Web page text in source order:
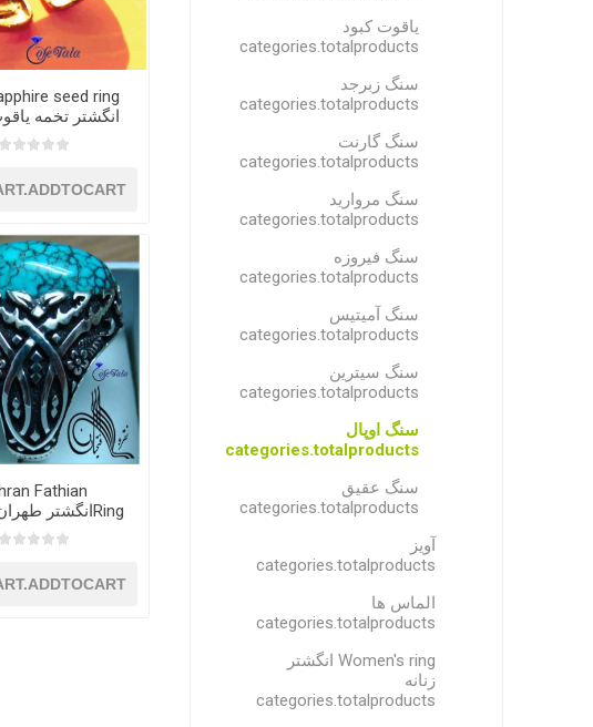
seed ring
انگشتر تخمه
جید
Fathian
Ringانگشتر طهران فتحیان
یاقوت کبود
categories.totalproducts
سنگ زبرجد
categories.totalproducts
سنگ گارنت
categories.totalproducts
سنگ مروارید
categories.totalproducts
سنگ فیروزه
categories.totalproducts
سنگ آمیتیس
categories.totalproducts
سنگ سیترین
categories.totalproducts
سنگ اوپال
categories.totalproducts
سنگ عقیق
categories.totalproducts
آویز
categories.totalproducts
الماس ها
categories.totalproducts
Women's ring انگشتر
زنانه
categories.totalproducts